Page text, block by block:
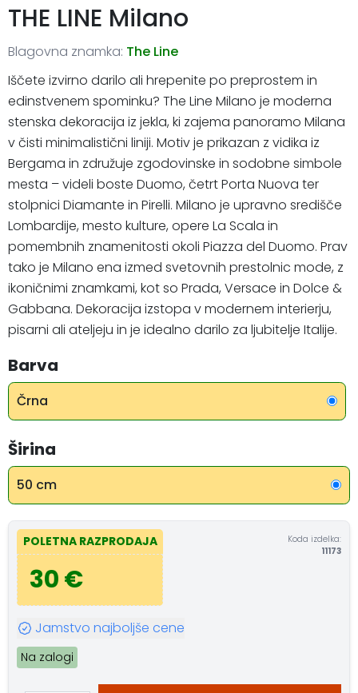
THE LINE Milano
Blagovna znamka: The Line
Iščete izvirno darilo ali hrepenite po preprostem in
edinstvenem spominku? The Line Milano je moderna
stenska dekoracija iz jekla, ki zajema panoramo Milana
v čisti minimalistični liniji. Motiv je prikazan z vidika iz
Bergama in združuje zgodovinske in sodobne simbole
mesta – videli boste Duomo, četrt Porta Nuova ter
stolpnici Diamante in Pirelli. Milano je upravno središče
Lombardije, mesto kulture, opere La Scala in
pomembnih znamenitosti okoli Piazza del Duomo. Prav
tako je Milano ena izmed svetovnih prestolnic mode, z
ikoničnimi znamkami, kot so Prada, Versace in Dolce &
Gabbana. Dekoracija izstopa v modernem interierju,
pisarni ali ateljeju in je idealno darilo za ljubitelje Italije.
Barva
Črna
Širina
50 cm
POLETNA RAZPRODAJA
30 €
Koda izdelka:
11173
Jamstvo najboljše cene
Na zalogi